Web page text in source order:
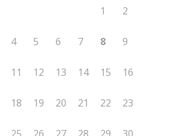
1 2
4 5 6 7 8 9
11 12 13 14 15 16
18 19 20 21 22 23